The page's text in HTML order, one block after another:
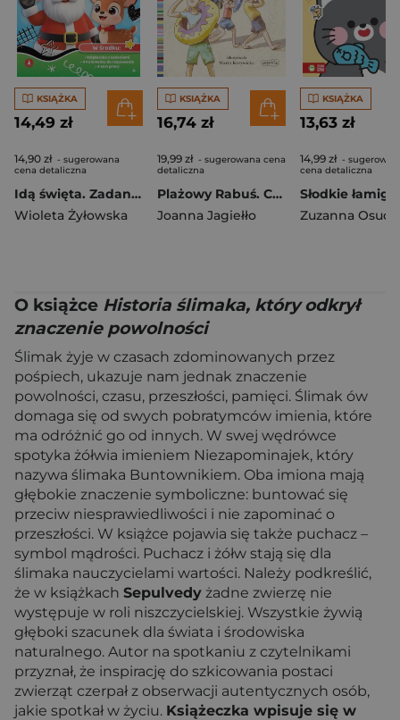
KSIĄŻKA
14,49 zł
14,90 zł - sugerowana
cena detaliczna
Idą święta. Zadanka & rzepiki
Wioleta Żyłowska
KSIĄŻKA
16,74 zł
19,99 zł - sugerowana cena
detaliczna
Plażowy Rabuś. Czytam sobie. Poziom 3
Joanna Jagiełło
KSIĄŻKA
13,63 zł
14,99 zł -
cena detaliczna
O książce Historia ślimaka, który odkrył
znaczenie powolności
Ślimak żyje w czasach zdominowanych przez
pośpiech, ukazuje nam jednak znaczenie
powolności, czasu, przeszłości, pamięci. Ślimak ów
domaga się od swych pobratymców imienia, które
ma odróżnić go od innych. W swej wędrówce
spotyka żółwia imieniem Niezapominajek, który
nazywa ślimaka Buntownikiem. Oba imiona mają
głębokie znaczenie symboliczne: buntować się
przeciw niesprawiedliwości i nie zapominać o
przeszłości. W książce pojawia się także puchacz –
symbol mądrości. Puchacz i żółw stają się dla
ślimaka nauczycielami wartości. Należy podkreślić,
że w książkach Sepulvedy żadne zwierzę nie
występuje w roli niszczycielskiej. Wszystkie żywią
głęboki szacunek dla świata i środowiska
naturalnego. Autor na spotkaniu z czytelnikami
przyznał, że inspirację do szkicowania postaci
zwierząt czerpał z obserwacji autentycznych osób,
jakie spotkał w życiu. Książeczka wpisuje się w